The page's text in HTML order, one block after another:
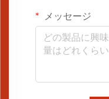
メッセージ